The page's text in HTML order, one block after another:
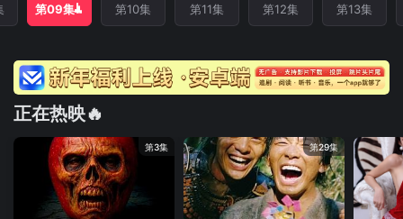
第09集 第10集 第11集 第12集 第13集
正在热映🔥
第3集 第29集